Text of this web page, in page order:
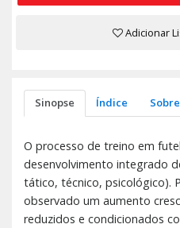
Adicionar
Sinopse Índice
O processo de treino em
desenvolvimento integrado
tático, técnico, psicológico).
observado um aumento
reduzidos e condicionados